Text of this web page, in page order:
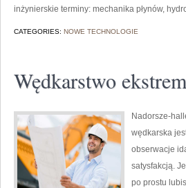
inżynierskie terminy: mechanika płynów,
CATEGORIES: NOWE TECHNOLOGIE
Wędkarstwo
Nadorsze-
wędkarska
obserwacje
satysfakcją.
po prostu